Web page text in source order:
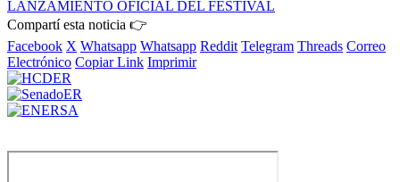
LANZAMIENTO OFICIAL DEL FESTIVAL
Compartí esta noticia 👉
Facebook X Whatsapp Whatsapp Reddit Telegram Threads Correo
Electrónico Copiar Link Imprimir